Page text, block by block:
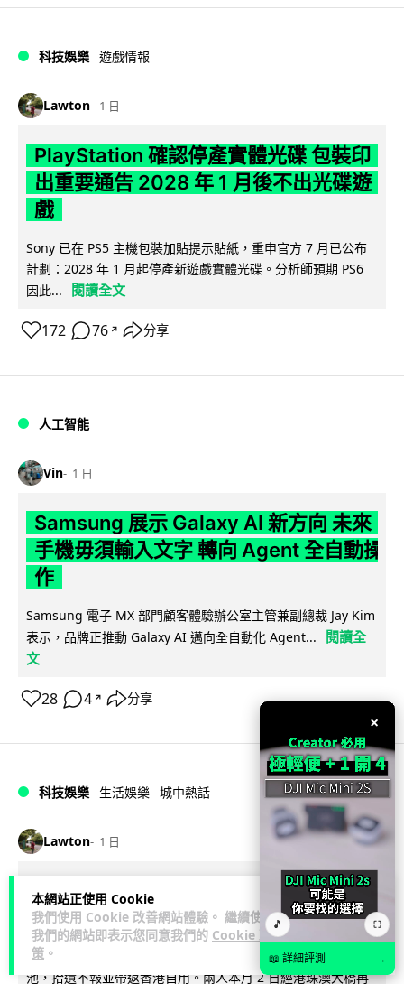
本網站正使用 Cookie
我們使用 Cookie 改善網站體驗。 繼續使用
我們的網站即表示您同意我們的 Cookie 政
策 。
科技娛樂 遊戲情報
Lawton 1 日
PlayStation 確認停產實體光碟 包裝印
出重要通告 2028 年 1 月後不出光碟遊
戲
Sony 已在 PS5 主機包裝加貼提示貼紙，重申官方 7 月已公布
計劃：2028 年 1 月起停產新遊戲實體光碟。分析師預期 PS6
因此...
閱讀全文
172 76 ↗ 分享
人工智能
Vin 1 日
Samsung 展示 Galaxy AI 新方向 未來
手機毋須輸入文字 轉向 Agent 全自動操
作
Samsung 電子 MX 部門顧客體驗辦公室主管兼副總裁 Jay Kim
表示，品牌正推動 Galaxy AI 邁向全自動化 Agent...
閱讀全
文
28 4 ↗ 分享
科技娛樂 生活娛樂 城中熱話
Lawton 1 日
港夫婦澳門的士拾相機 據為己有被的士
Cam 睇到 2 個月後再入境被捕
一對香港夫婦今年 5 月遊澳門乘的士拾獲他人遺留相機及電
池，拾遺不報並帶返香港自用。兩人本月 2 日經港珠澳大橋再
×
🎵 ⛶
📖 詳細評測 →